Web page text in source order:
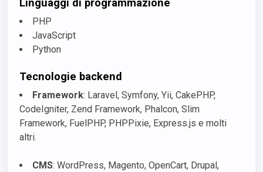
PHP
JavaScript
Python
Tecnologie backend
Framework: Laravel, Symfony, Yii, CakePHP,
CodeIgniter, Zend Framework, Phalcon, Slim
Framework, FuelPHP, PHPPixie, Express.js e molti
altri.
CMS: WordPress, Magento, OpenCart, Drupal,